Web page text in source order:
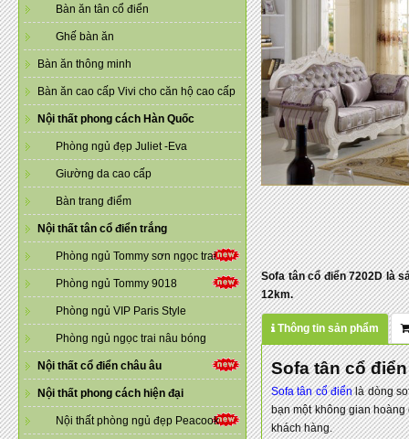
Bàn ăn tân cổ điển
Ghế bàn ăn
Bàn ăn thông minh
Bàn ăn cao cấp Vivi cho căn hộ cao cấp
Nội thất phong cách Hàn Quốc
Phòng ngủ đẹp Juliet -Eva
Giường da cao cấp
Bàn trang điểm
Nội thất tân cổ điển trắng
Phòng ngủ Tommy sơn ngọc trai
Phòng ngủ Tommy 9018
Phòng ngủ VIP Paris Style
Phòng ngủ ngọc trai nâu bóng
Nội thất cổ điển châu âu
Nội thất phong cách hiện đại
Nội thất phòng ngủ đẹp Peacook
Sofa tân cổ điển 7202D là
12km.
Thông tin sản phẩm
Sofa tân cổ điển
Sofa tân cổ điểnlà dòng
bạn một không gian
khách hàng.